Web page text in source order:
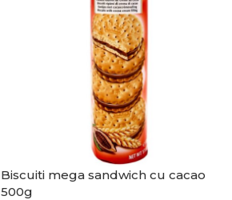
Biscuiti mega sandwich cu cacao
500g